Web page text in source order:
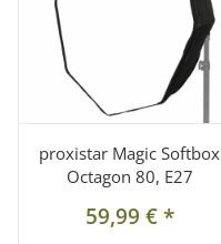
proxistar Magic Softbox
Octagon 80, E27
59,99 €*